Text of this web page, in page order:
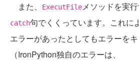
また、 ExecutFileメソッドを実
catch句でくくっています。これに
エラーがあったとしてもエラーを
（IronPython独自のエラーは、